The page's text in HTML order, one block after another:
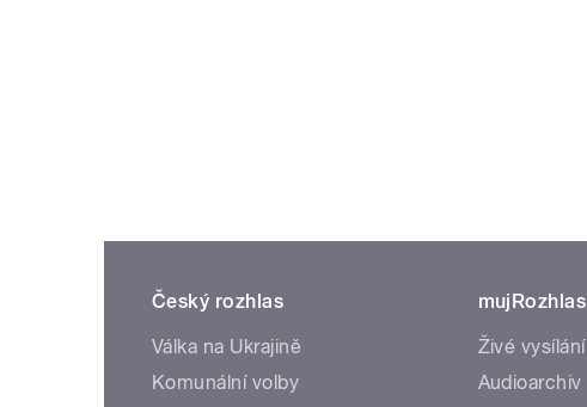
Český rozhlas
Válka na Ukrajině
Komunální volby
mujRozhlas
Živé vysílání
Audioarchiv